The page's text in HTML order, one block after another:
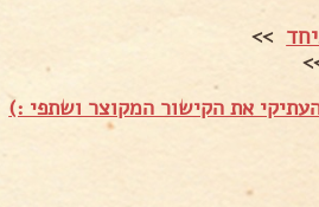
>>
את הקישור המקוצר ושתפי :)